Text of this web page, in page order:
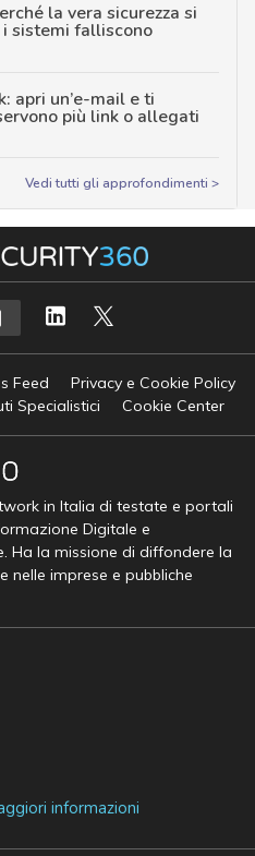
la vera sicurezza si
sistemi falliscono
apri un’e-mail e ti
più link o allegati
Vedi tutti gli approfondimenti >
Feed
Privacy e Cookie Policy
Specialistici
Cookie Center
in Italia di testate e portali
Digitale e
Ha la missione di diffondere la
nelle imprese e pubbliche
informazioni